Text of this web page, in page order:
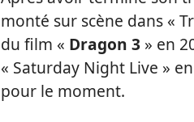
monté sur scène dans «
du film « Dragon 3 » en
« Saturday Night Live »
pour le moment.